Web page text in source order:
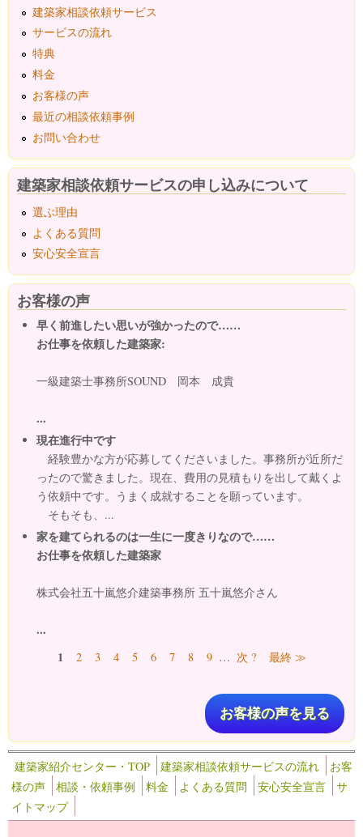
建築家相談依頼サービス
サービスの流れ
特典
料金
お客様の声
最近の相談依頼事例
お問い合わせ
建築家相談依頼サービスの申し込みについて
選ぶ理由
よくある質問
安心安全宣言
お客様の声
早く前進したい思いが強かったので……
お仕事を依頼した建築家:
一級建築士事務所SOUND 岡本 成貴
...
現在進行中です
経験豊かな方が応募してくださいました。事務所が近所だ
ったので驚きました。現在、費用の見積もりを出して戴くよ
う依頼中です。うまく成就することを願っています。
そもそも、...
家を建てられるのは一生に一度きりなので……
お仕事を依頼した建築家
株式会社五十嵐悠介建築事務所 五十嵐悠介さん
...
ページ1 2 3 4 5 6 7 8 9 … 次 ? 最終 ≫
お客様の声を見る
建築家紹介センター・TOP 建築家相談依頼サービスの流れ
お客
様の声
相談・依頼事例 料金 よくある質問 安心安全宣言
サ
イトマップ